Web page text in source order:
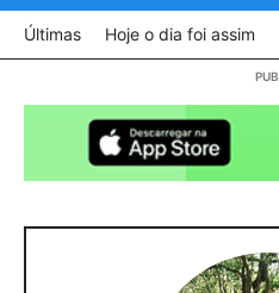
Últimas Hoje o dia foi assim